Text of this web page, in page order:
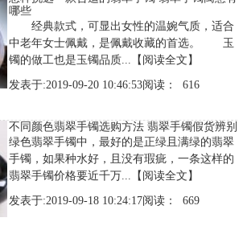
哪些
经典款式，可显出女性的温婉气质，适合
中老年女士佩戴，是佩戴收藏的首选。 玉
镯的做工也是玉镯品质... 【阅读全文】
发表于:2019-09-20 10:46:53阅读： 616
不同颜色翡翠手镯选购方法 翡翠手镯假货辨别
绿色翡翠手镯中，最好的是正绿且满绿的翡翠
手镯，如果种水好，且没有瑕疵，一条这样的
翡翠手镯价格要近千万... 【阅读全文】
发表于:2019-09-18 10:24:17阅读： 669